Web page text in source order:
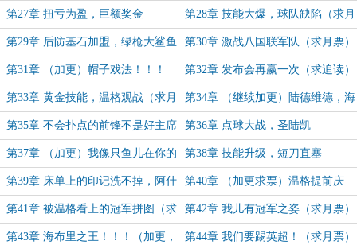
第27章 扭亏为盈，巨额奖金 第28章 技能大爆，球队缺陷（求月
票）
第29章 后防基石加盟，绿枪大鲨鱼 第30章 激战八国联军队（求月票）
第31章 （加更）帽子戏法！！！ 第32章 发布会再赢一次（求追读）
第33章 黄金技能，温格观战（求月
票）
第34章 （继续加更）陆德维德，海
鸥鲁尼
第35章 不会扑点的前锋不是好主席
（求月票）
第36章 点球大战，圣陆凯
第37章 （加更）我像只鱼儿在你的
池塘，夺冠还得看绿枪
第38章 技能升级，短刀直塞
第39章 床单上的印记洗不掉，阿什
利·扬求月票
第40章 （加更求票）温格提前庆
祝，亨利想学滑跪
第41章 被温格看上的冠军拼图（求
追读）
第42章 我儿有冠军之姿（求月票）
第43章 海布里之王！！！（加更， 第44章 我们要踢英超！（求月票）